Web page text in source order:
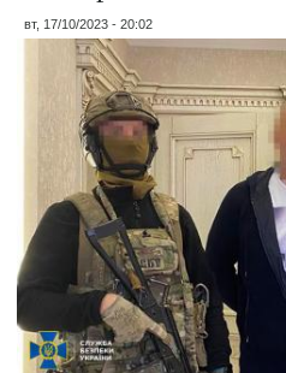
вт, 17/10/2023 - 20:02